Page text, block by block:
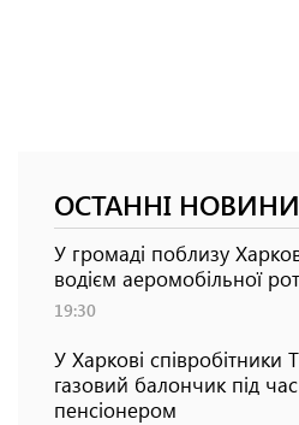
ОСТАННІ НОВИНИ
У громаді поблизу
водієм аеромобільної
19:30
У Харкові співробітники
газовий балончик під
пенсіонером